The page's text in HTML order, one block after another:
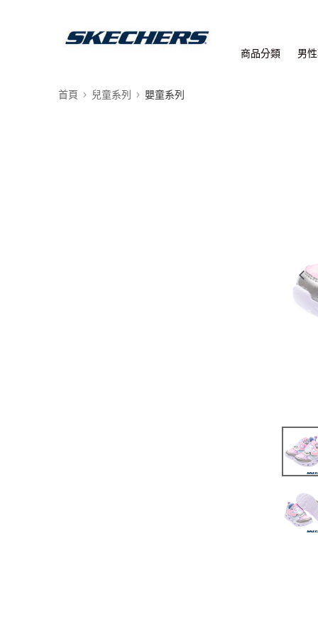
商品分類 男
首頁 兒童系列 嬰童系列